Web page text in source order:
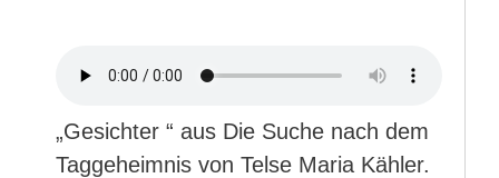
„Gesichter “ aus Die Suche nach dem
Taggeheimnis von Telse Maria Kähler.